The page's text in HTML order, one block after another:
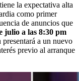
la expectativa alta
como primer
de anuncios que
julio a las 8:30 pm
a un nuevo
previo al arranque